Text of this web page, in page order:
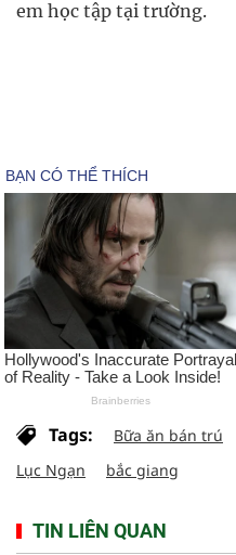
em học tập tại trường.
Tags: Bữa ăn bán trú
Lục Ngạn
bắc giang
TIN LIÊN QUAN